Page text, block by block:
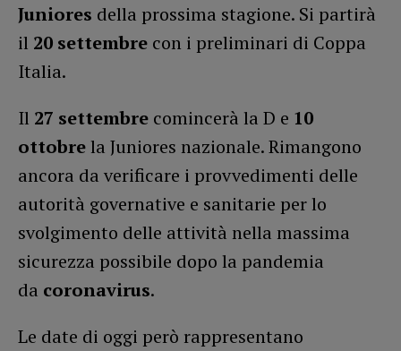
Juniores della prossima stagione. Si partirà
il 20 settembre con i preliminari di Coppa
Italia.
Il 27 settembre comincerà la D e 10
ottobrela Juniores nazionale. Rimangono
ancora da verificare i provvedimenti delle
autorità governative e sanitarie per lo
svolgimento delle attività nella massima
sicurezza possibile dopo la pandemia
da coronavirus.
Le date di oggi però rappresentano